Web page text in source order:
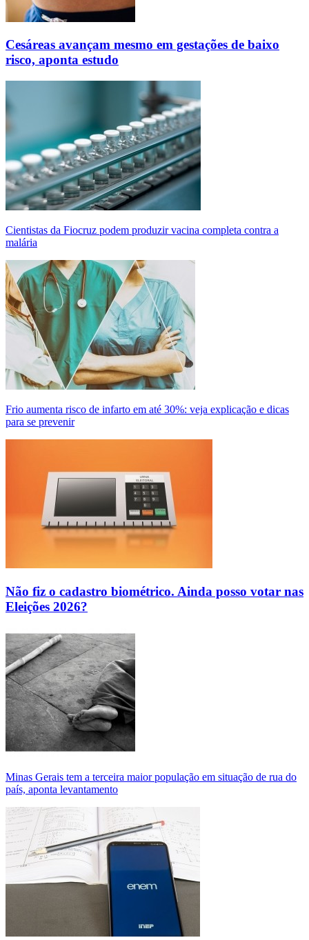
Cesáreas avançam mesmo em gestações de baixo
risco, aponta estudo
Cientistas da Fiocruz podem produzir vacina completa contra a
malária
Frio aumenta risco de infarto em até 30%: veja explicação e dicas
para se prevenir
Não fiz o cadastro biométrico. Ainda posso votar nas
Eleições 2026?
Minas Gerais tem a terceira maior população em situação de rua do
país, aponta levantamento